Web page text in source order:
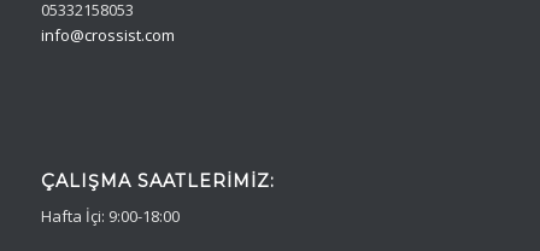
05332158053
info@crossist.com
ÇALIŞMA SAATLERIMIZ:
Hafta İçi: 9:00-18:00